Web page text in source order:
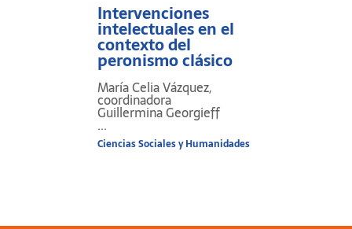
Intervenciones
intelectuales en el
contexto del
peronismo clásico
María Celia Vázquez,
coordinadora
Guillermina Georgieff
...
Ciencias Sociales y Humanidades